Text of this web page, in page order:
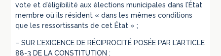
vote et d’éligibilité aux élections municipales dans l’État
membre où ils résident « dans les mêmes conditions
que les ressortissants de cet État » ;
– SUR L’EXIGENCE DE RÉCIPROCITÉ POSÉE PAR L’ARTICLE
88-3 DE LA CONSTITUTION :